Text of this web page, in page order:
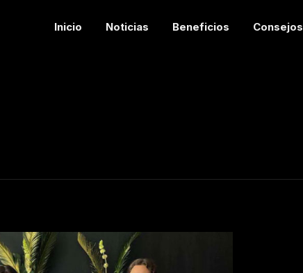
Inicio Noticias Beneficios Consejos